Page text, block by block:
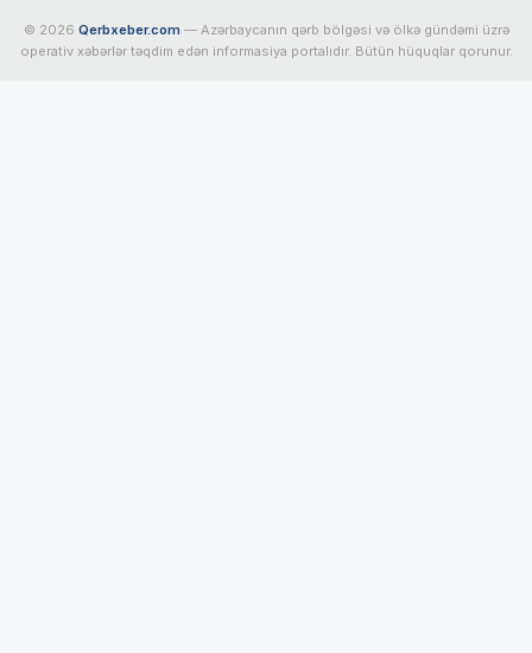
© 2026 Qerbxeber.com — Azərbaycanın qərb bölgəsi və ölkə gündəmi üzrə
operativ xəbərlər təqdim edən informasiya portalıdır. Bütün hüquqlar qorunur.